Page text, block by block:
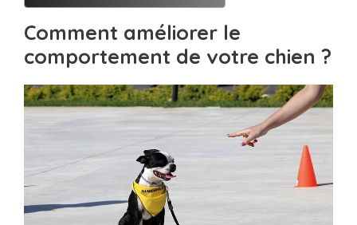
Comment améliorer le
comportement de votre chien ?